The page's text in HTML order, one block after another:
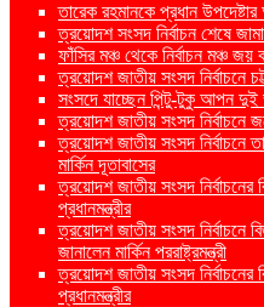
তারেক রহমানকে প্রধান উপদেষ্টার
ত্রয়োদশ সংসদ নির্বাচন শেষে
ফাঁসির মঞ্চ থেকে নির্বাচন মঞ্চ
ত্রয়োদশ জাতীয় সংসদ নির্বাচনে
সংসদে যাচ্ছেন পিন্টু-টুকু আপন দুই
ত্রয়োদশ জাতীয় সংসদ নির্বাচনে
ত্রয়োদশ জাতীয় সংসদ নির্বাচনে
মার্কিন দূতাবাসের
ত্রয়োদশ জাতীয় সংসদ নির্বাচনের
প্রধানমন্ত্রীর
ত্রয়োদশ জাতীয় সংসদ নির্বাচনে
জানালেন মার্কিন পররাষ্ট্রমন্ত্রী
ত্রয়োদশ জাতীয় সংসদ নির্বাচনের
প্রধানমন্ত্রীর